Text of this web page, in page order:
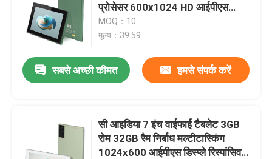
प्रोसेसर 600x1024 HD आईपीएस
टचस्क्रीन सीएम522 ग्रीन
MOQ：10
मूल्य：39.59
सबसे अच्छी कीमत हमसे संपर्क करें
सी आइडिया 7 इंच वाईफाई टैबलेट 3GB
रोम 32GB रैम निर्बाध मल्टीटास्किंग
1024x600 आईपीएस डिस्प्ले रिस्पांसिव